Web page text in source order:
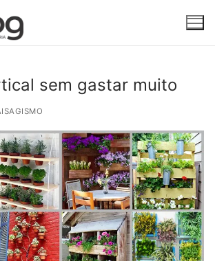
sem gastar muito